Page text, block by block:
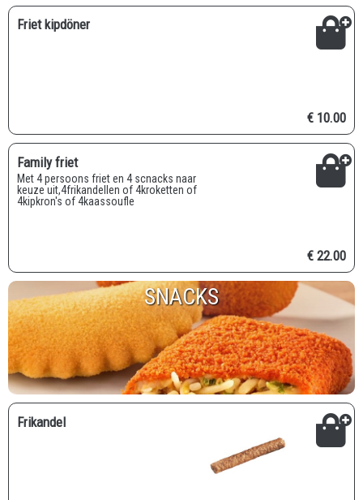
Friet kipdöner
€ 10.00
Family friet
met 4 persoons friet en 4 scnacks naar
keuze uit,4frikandellen of 4kroketten of
4kipkron's of 4kaassoufle
€ 22.00
SNACKS
Frikandel